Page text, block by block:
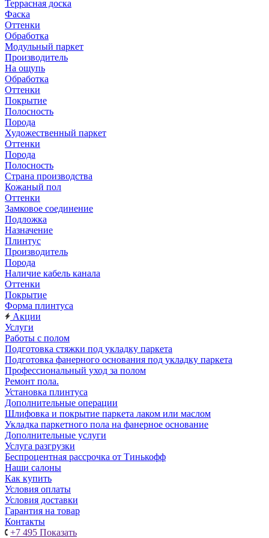
Террасная доска
Фаска
Оттенки
Обработка
Модульный паркет
Производитель
На ощупь
Обработка
Оттенки
Покрытие
Полосность
Порода
Художественный паркет
Оттенки
Порода
Полосность
Страна производства
Кожаный пол
Оттенки
Замковое соединение
Подложка
Назначение
Плинтус
Производитель
Порода
Наличие кабель канала
Оттенки
Покрытие
Форма плинтуса
Акции
Услуги
Работы с полом
Подготовка стяжки под укладку паркета
Подготовка фанерного основания под укладку паркета
Профессиональный уход за полом
Ремонт пола.
Установка плинтуса
Дополнительные операции
Шлифовка и покрытие паркета лаком или маслом
Укладка паркетного пола на фанерное основание
Дополнительные услуги
Услуга разгрузки
Беспроцентная рассрочка от Тинькофф
Наши салоны
Как купить
Условия оплаты
Условия доставки
Гарантия на товар
Контакты
+7 495 Показать